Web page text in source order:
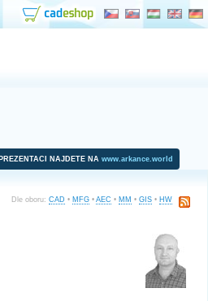
NAJDETE NA www.arkance.world
Dle oboru: CAD • MFG • AEC • MM • GIS • HW